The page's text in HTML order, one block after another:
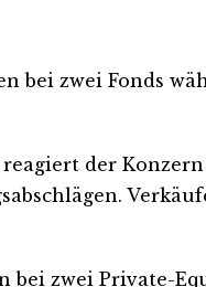
bei zwei Fonds
der
bei zwei Private-